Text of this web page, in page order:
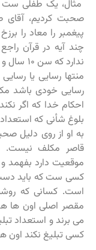
مثال، یک طفلی
پیغمبر را معاد را
چند آیه در قرآن
منتها رسایی یا
رسایی خودی باشد
احکام خدا که اگر
بلوغ شأنی که
به او از روی دلیل
قاصر مکلف نیست.
موقعیت دارد
کسی ست که باید دست
است. کسانی که
مقصر اصلی اون ها
می برند و استعداد
کسی تبلیغ نکند اون